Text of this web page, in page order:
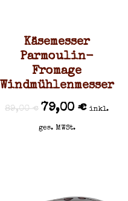
Käsemesser
Parmoulin-
Fromage
Windmühlenmesser
89,00€ 79,00€ inkl.
ges. MWSt.